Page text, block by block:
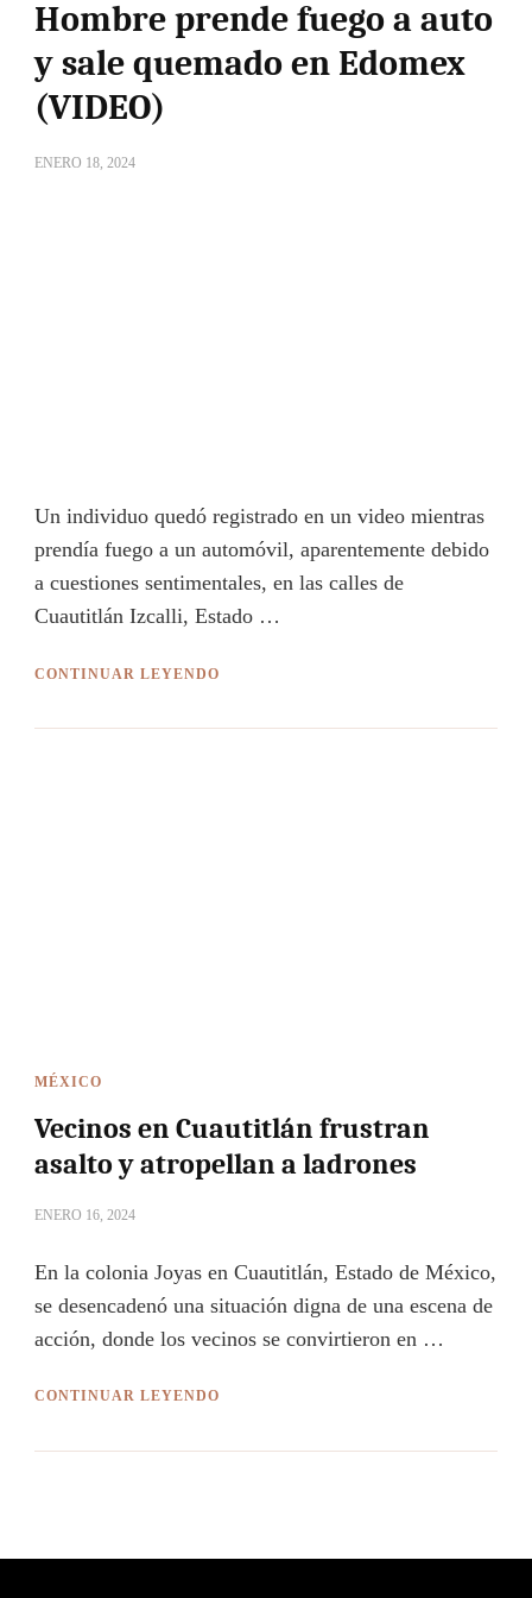
Hombre prende fuego a auto
y sale quemado en Edomex
(VIDEO)
ENERO 18, 2024
Un individuo quedó registrado en un video mientras
prendía fuego a un automóvil, aparentemente debido
a cuestiones sentimentales, en las calles de
Cuautitlán Izcalli, Estado …
CONTINUAR LEYENDO
MÉXICO
Vecinos en Cuautitlán frustran
asalto y atropellan a ladrones
ENERO 16, 2024
En la colonia Joyas en Cuautitlán, Estado de México,
se desencadenó una situación digna de una escena de
acción, donde los vecinos se convirtieron en …
CONTINUAR LEYENDO